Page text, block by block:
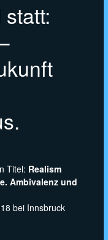
Titel: Realism
Ambivalenz und
bei Innsbruck